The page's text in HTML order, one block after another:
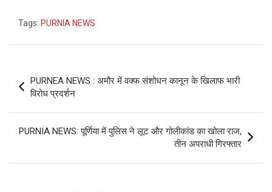
Tags: PURNIA NEWS
navigation
PURNEA NEWS : अमौर में वक्फ संशोधन कानून के खिलाफ भारी
विरोध प्रदर्शन
PURNIA NEWS: पूर्णिया में पुलिस ने लूट और गोलीकांड का खोला राज,
तीन अपराधी गिरफ्तार